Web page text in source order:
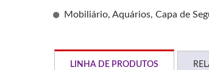
Mobiliário, Aquários, Capa de
LINHA DE PRODUTOS